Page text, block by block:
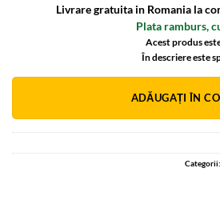
Livrare gratuita in Romania la
Plata ramburs,
Acest produs
În descriere este
ADĂUGAȚI ÎN
Categorii: